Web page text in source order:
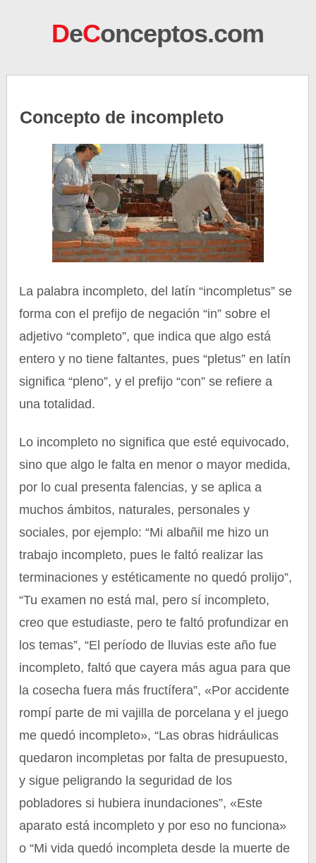
DeConceptos.com
Concepto de incompleto
La palabra incompleto, del latín “incompletus” se
forma con el prefijo de negación “in” sobre el
adjetivo “completo”, que indica que algo está
entero y no tiene faltantes, pues “pletus” en latín
significa “pleno”, y el prefijo “con” se refiere a
una totalidad.
Lo incompleto no significa que esté equivocado,
sino que algo le falta en menor o mayor medida,
por lo cual presenta falencias, y se aplica a
muchos ámbitos, naturales, personales y
sociales, por ejemplo: “Mi albañil me hizo un
trabajo incompleto, pues le faltó realizar las
terminaciones y estéticamente no quedó prolijo”,
“Tu examen no está mal, pero sí incompleto,
creo que estudiaste, pero te faltó profundizar en
los temas”, “El período de lluvias este año fue
incompleto, faltó que cayera más agua para que
la cosecha fuera más fructífera”, «Por accidente
rompí parte de mi vajilla de porcelana y el juego
me quedó incompleto», “Las obras hidráulicas
quedaron incompletas por falta de presupuesto,
y sigue peligrando la seguridad de los
pobladores si hubiera inundaciones”, «Este
aparato está incompleto y por eso no funciona»
o “Mi vida quedó incompleta desde la muerte de